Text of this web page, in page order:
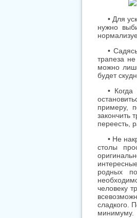
• Для
нужно
•
трапеза
можно
будет
•
примеру,
закончить
переесть,
• Не
столы
родных
человеку
сладкого.
минимуму.